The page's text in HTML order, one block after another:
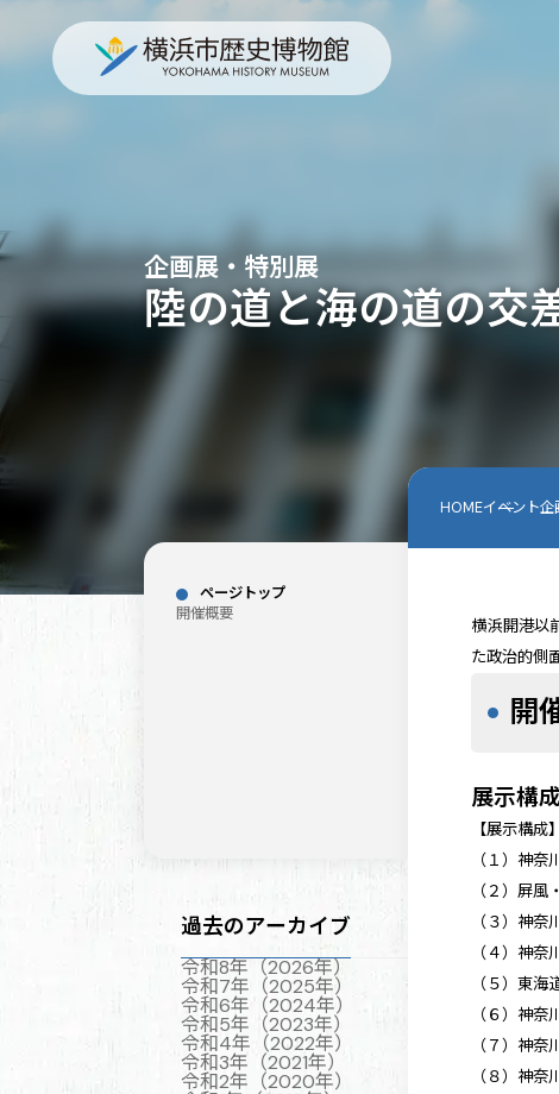
陸の道と海の道の
企画展・特別展
HOMEイベント企
横浜開港以
た政治的側
開
展示構成
【展示構成】
（１）神奈
（２）屏
（３）神
（４）神
（５）東海
（６）神
（７）神奈
（８）神
ページトップ
開催概要
過去のアーカイブ
令和8年（2026年）
令和7年（2025年）
令和6年（2024年）
令和5年（2023年）
令和4年（2022年）
令和3年（2021年）
令和2年（2020年）